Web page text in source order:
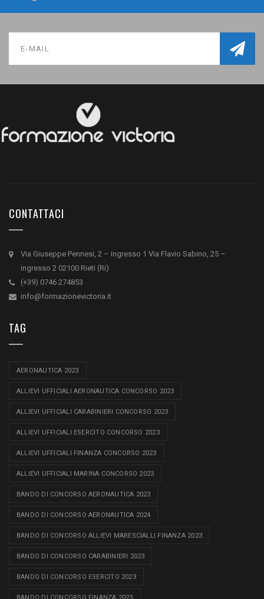
CONTATTACI
Via Giuseppe Pennesi, 2 – ingresso 1 Via Flavio Sabino, 25 –
ingresso 2 02100 Rieti (Ri)
(+39) 0746 274853
info@formazionevictoria.it
TAG
AERONAUTICA 2023
ALLIEVI UFFICIALI AERONAUTICA CONCORSO 2023
ALLIEVI UFFICIALI CARABINIERI CONCORSO 2023
ALLIEVI UFFICIALI ESERCITO CONCORSO 2023
ALLIEVI UFFICIALI FINANZA CONCORSO 2023
ALLIEVI UFFICIALI MARINA CONCORSO 2023
BANDO DI CONCORSO AERONAUTICA 2023
BANDO DI CONCORSO AERONAUTICA 2024
BANDO DI CONCORSO ALLIEVI MARESCIALLI FINANZA 2023
BANDO DI CONCORSO CARABINIERI 2023
BANDO DI CONCORSO ESERCITO 2023
BANDO DI CONCORSO FINANZA 2023